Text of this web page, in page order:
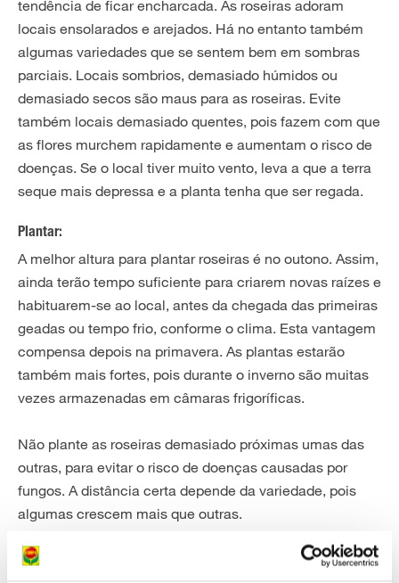
tendência de ficar encharcada. As roseiras adoram
locais ensolarados e arejados. Há no entanto também
algumas variedades que se sentem bem em sombras
parciais. Locais sombrios, demasiado húmidos ou
demasiado secos são maus para as roseiras. Evite
também locais demasiado quentes, pois fazem com que
as flores murchem rapidamente e aumentam o risco de
doenças. Se o local tiver muito vento, leva a que a terra
seque mais depressa e a planta tenha que ser regada.
Plantar:
A melhor altura para plantar roseiras é no outono. Assim,
ainda terão tempo suficiente para criarem novas raízes e
habituarem-se ao local, antes da chegada das primeiras
geadas ou tempo frio, conforme o clima. Esta vantagem
compensa depois na primavera. As plantas estarão
também mais fortes, pois durante o inverno são muitas
vezes armazenadas em câmaras frigoríficas.
Não plante as roseiras demasiado próximas umas das
outras, para evitar o risco de doenças causadas por
fungos. A distância certa depende da variedade, pois
algumas crescem mais que outras.
Para cada planta deve abrir um buraco de plantação